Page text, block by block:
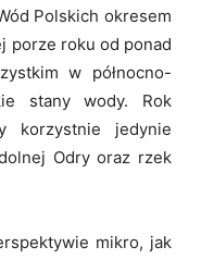
Polskich okresem
porze roku od ponad
w północno-
stany wody. Rok
korzystnie jedynie
Odry oraz rzek
mikro, jak